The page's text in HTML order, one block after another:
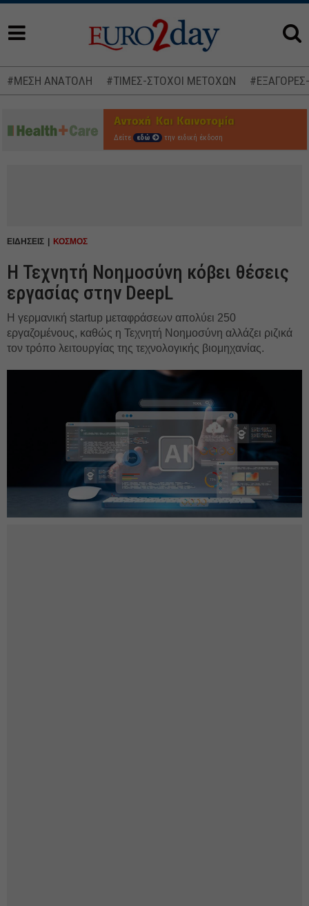
#ΜΕΣΗ ΑΝΑΤΟΛΗ #ΤΙΜΕΣ-ΣΤΟΧΟΙ ΜΕΤΟΧΩΝ
Δείτε εδώ την ειδική έκδοση
ΕΙΔΗΣΕΙΣ ΚΟΣΜΟΣ
Η Τεχνητή Νοημοσύνη κόβει θέσεις
εργασίας στην DeepL
Η γερμανική startup μεταφράσεων απολύει 250
εργαζομένους, καθώς η Τεχνητή Νοημοσύνη αλλάζει ριζικά
τον τρόπο λειτουργίας της τεχνολογικής βιομηχανίας.